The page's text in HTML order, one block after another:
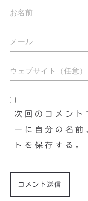
次回のコメント
ーに自分の名前
トを保存する。